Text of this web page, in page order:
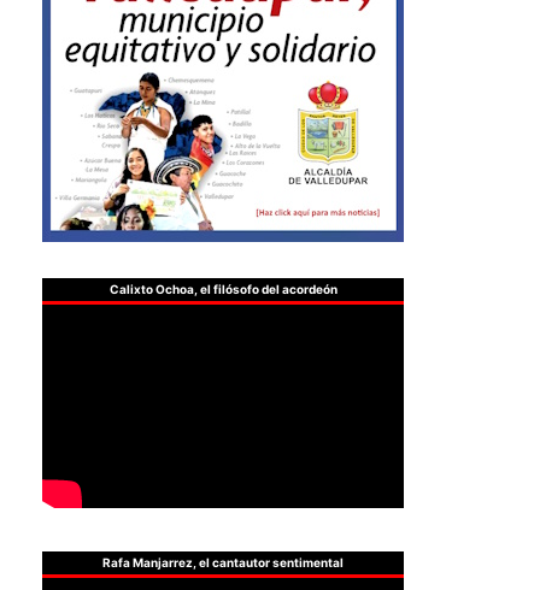
Calixto Ochoa, el filósofo del acordeón
Rafa Manjarrez, el cantautor sentimental